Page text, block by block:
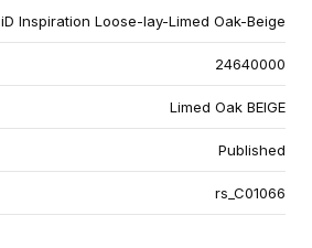
iD Inspiration Loose-lay-Limed Oak-Beige
24640000
Limed Oak BEIGE
Published
rs_C01066